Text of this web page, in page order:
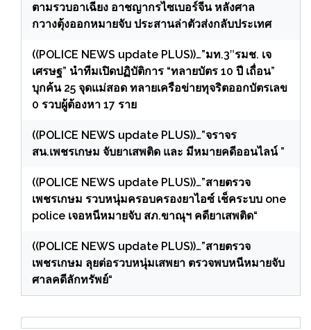
ตามรวบอาเฉียง อาชญากรไซเบอร์จีน หลังศาล
กวางตุ้งออกหมายจับ ประสานล่าตัวส่งกลับประเทศ
((POLICE NEWS update PLUS))…”มท.3″รมช. เจ
เศรษฐ” นำทีมเปิดปฏิบัติการ “ทลายบัตร 10 ปี เถื่อน”
บุกค้น 25 จุดแม่สอด ทลายเครือข่ายทุจริตออกบัตรเลข
0 รวบผู้ต้องหา 17 ราย
((POLICE NEWS update PLUS))…”จราจร
สน.เพชรเกษม จับยาเสพติด และ มีหมายคดีออนไลน์ ”
((POLICE NEWS update PLUS))…”สายตรวจ
เพชรเกษม รวบหนุ่มครอบครองยาไอซ์ เช็คระบบ one
police เจอหนีหมายจับ สภ.ขาณุฯ คดียาเสพติด“
((POLICE NEWS update PLUS))…”สายตรวจ
เพชรเกษม ลุยต่อรวบหนุ่มเสพยา ตรวจพบหนีหมายจับ
ศาลคดีลักทรัพย์“